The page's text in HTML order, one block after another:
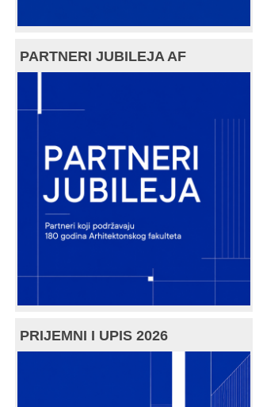
PARTNERI JUBILEJA AF
PRIJEMNI I UPIS 2026